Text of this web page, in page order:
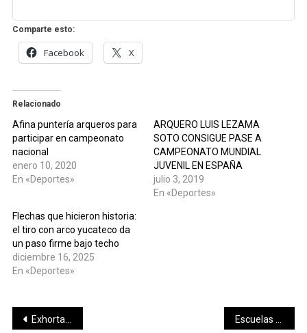
Comparte esto:
Facebook X
Relacionado
Afina puntería arqueros para
participar en campeonato
nacional
enero 10, 2020
En «Deportes»
ARQUERO LUIS LEZAMA
SOTO CONSIGUE PASE A
CAMPEONATO MUNDIAL
JUVENIL EN ESPAÑA
julio 3, 2019
En «Deportes»
Flechas que hicieron historia:
el tiro con arco yucateco da
un paso firme bajo techo
diciembre 16, 2025
En «Deportes»
Navegación
Exhorta Javier Osante a eficientizar recursos para mejora y atención de carreteras y caminos en Yucatán